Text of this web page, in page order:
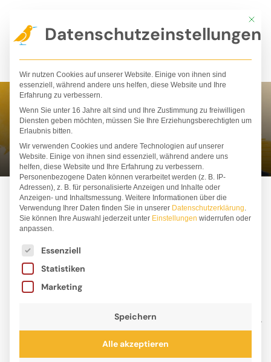
Inhalt
springen
Regenwurm
ALLE
Das krasseste Tier der Erde –
Im Boden ist der Wurm drin!
Von: Kai Lüftner & Friederike Ablang
Mit
Datenschutzeinstellungen
Wir nutzen Cookies auf unserer Website. Einige von ihnen sind
essenziell, während andere uns helfen, diese Website und Ihre
Erfahrung zu verbessern.
Wenn Sie unter 16 Jahre alt sind und Ihre Zustimmung zu freiwilligen
Diensten geben möchten, müssen Sie Ihre Erziehungsberechtigten um
Erlaubnis bitten.
Wir verwenden Cookies und andere Technologien auf unserer
Website. Einige von ihnen sind essenziell, während andere uns
helfen, diese Website und Ihre Erfahrung zu verbessern.
Personenbezogene Daten können verarbeitet werden (z. B. IP-
Adressen), z. B. für personalisierte Anzeigen und Inhalte oder
Anzeigen- und Inhaltsmessung. Weitere Informationen über die
Verwendung Ihrer Daten finden Sie in unserer Datenschutzerklärung.
Sie können Ihre Auswahl jederzeit unter Einstellungen widerrufen oder
anpassen.
Es folgt eine Liste der Service-Gruppen, für die
Essenziell
Statistiken
Marketing
Speichern
Alle akzeptieren